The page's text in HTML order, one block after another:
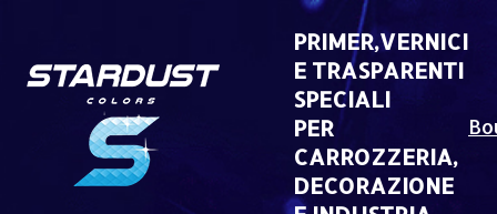
PRIMER,VERNICI
E TRASPARENTI
SPECIALI
PER
CARROZZERIA,
DECORAZIONE